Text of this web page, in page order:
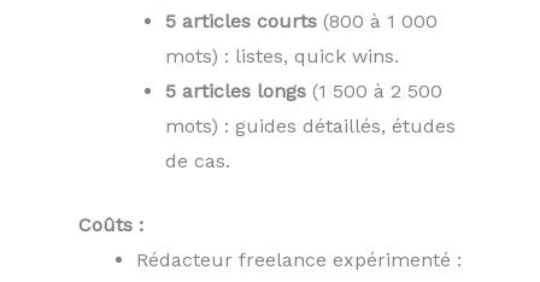
5 articles courts (800 à 1 000
mots) : listes, quick wins.
5 articles longs (1 500 à 2 500
mots) : guides détaillés, études
de cas.
Coûts :
Rédacteur freelance expérimenté :